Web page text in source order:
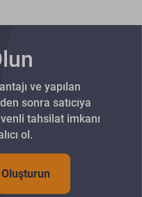
ve yapılan
sonra satıcıya
tahsilat imkanı
ol.